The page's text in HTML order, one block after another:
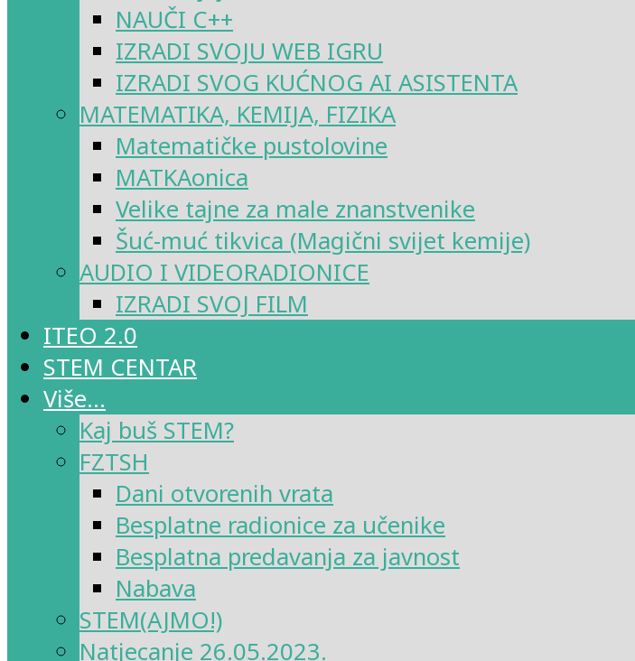
NAUČI C++
IZRADI SVOJU WEB IGRU
IZRADI SVOG KUĆNOG AI ASISTENTA
MATEMATIKA, KEMIJA, FIZIKA
Matematičke pustolovine
MATKAonica
Velike tajne za male znanstvenike
Šuć-muć tikvica (Magični svijet kemije)
AUDIO I VIDEORADIONICE
IZRADI SVOJ FILM
ITEO 2.0
STEM CENTAR
Više…
Kaj buš STEM?
FZTSH
Dani otvorenih vrata
Besplatne radionice za učenike
Besplatna predavanja za javnost
Nabava
STEM(AJMO!)
Natjecanje 26.05.2023.